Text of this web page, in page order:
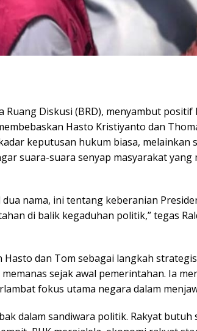
Ruang Diskusi (BRD), menyambut
Hasto Kristiyanto dan
keputusan hukum biasa, melainkan
suara-suara senyap masyarakat yang
nama, ini tentang keberanian
di balik kegaduhan politik,” tegas
Hasto dan Tom sebagai langkah
sejak awal pemerintahan. Ia
fokus utama negara dalam
dalam sandiwara politik. Rakyat butuh